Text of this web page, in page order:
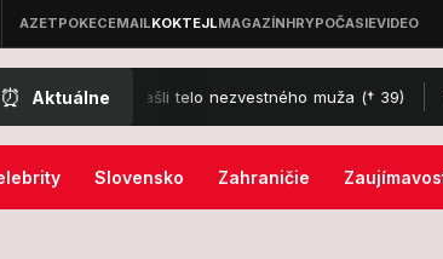
⏰ Aktuálne
rybníku našli telo nezvestného muža († 39)
Slovensko Zahraničie